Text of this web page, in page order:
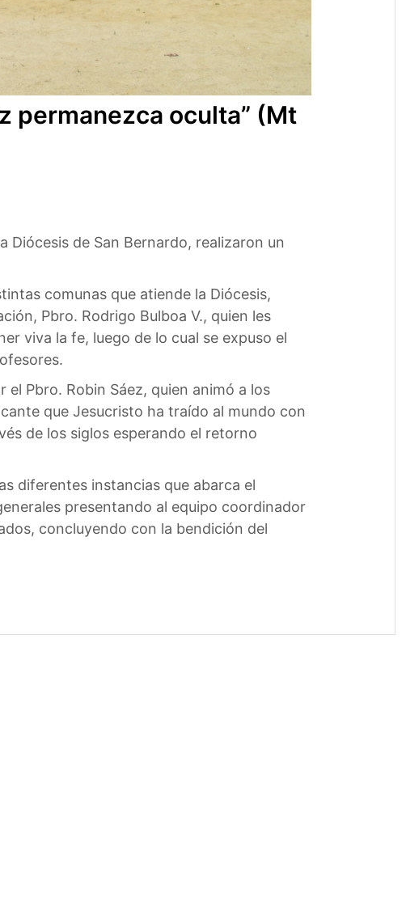
permanezca oculta” (Mt
Diócesis de San Bernardo, realizaron un
comunas que atiende la Diócesis,
Pbro. Rodrigo Bulboa V., quien les
viva la fe, luego de lo cual se expuso el
Pbro. Robin Sáez, quien animó a los
que Jesucristo ha traído al mundo con
de los siglos esperando el retorno
diferentes instancias que abarca el
presentando al equipo coordinador
concluyendo con la bendición del